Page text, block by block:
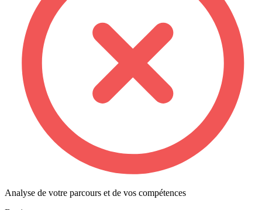
Analyse de votre parcours et de vos compétences